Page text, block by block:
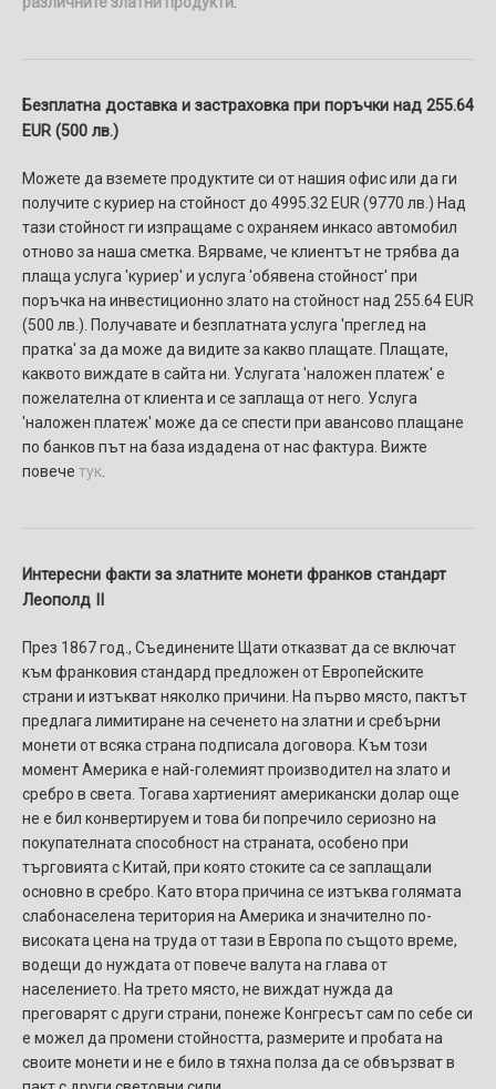
Безплатна доставка и застраховка при поръчки над 255.64
EUR (500 лв.)
Можете да вземете продуктите си от нашия офис или да ги
получите с куриер на стойност до 4995.32 EUR (9770 лв.) Над
тази стойност ги изпращаме с охраняем инкасо автомобил
отново за наша сметка. Вярваме, че клиентът не трябва да
плаща услуга 'куриер' и услуга 'обявена стойност' при
поръчка на инвестиционно злато на стойност над 255.64 EUR
(500 лв.). Получавате и безплатната услуга 'преглед на
пратка' за да може да видите за какво плащате. Плащате,
каквото виждате в сайта ни. Услугaтa 'наложен платеж' e
пожелателнa от клиента и се заплаща от него. Услуга
'наложен платеж' може да се спести при авансово плащане
по банков път на база издадена от нас фактура. Вижте
повече тук
Интересни факти за златните монети франков стандарт
Леополд II
През 1867 год., Съединените Щати отказват да се включат
към франковия стандард предложен от Европейските
страни и изтъкват няколко причини. На първо място, пактът
предлага лимитиране на сеченето на златни и сребърни
монети от всяка страна подписала договора. Към този
момент Америка е най-големият производител на злато и
сребро в света. Тогава хартиеният американски долар още
не е бил конвертируем и това би попречило сериозно на
покупателната способност на страната, особено при
търговията с Китай, при която стоките са се заплащали
основно в сребро. Като втора причина се изтъква голямата
слабонаселена територия на Америка и значително по-
високата цена на труда от тази в Европа по същото време,
водещи до нуждата от повече валута на глава от
населението. На трето място, не виждат нужда да
преговарят с други страни, понеже Конгресът сам по себе си
е можел да промени стойността, размерите и пробата на
своите монети и не е било в тяхна полза да се обвързват в